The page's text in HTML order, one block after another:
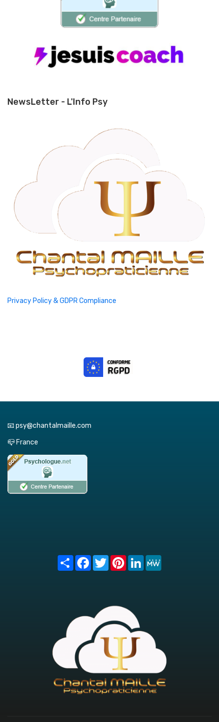
NewsLetter - L'Info Psy
Privacy Policy & GDPR Compliance
📧 psy@chantalmaille.com
📪 France
Share FacebookTwitterPinterest
LinkedIn